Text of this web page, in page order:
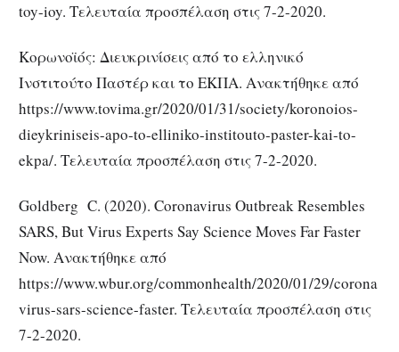
toy-ioy. Τελευταία προσπέλαση στις 7-2-2020.
Κορωνοϊός: Διευκρινίσεις από το ελληνικό
Ινστιτούτο Παστέρ και το ΕΚΠΑ. Ανακτήθηκε από
https://www.tovima.gr/2020/01/31/society/koronoios-
dieykriniseis-apo-to-elliniko-institouto-paster-kai-to-
ekpa/. Τελευταία προσπέλαση στις 7-2-2020.
Goldberg C. (2020). Coronavirus Outbreak Resembles
SARS, But Virus Experts Say Science Moves Far Faster
Now. Ανακτήθηκε από
https://www.wbur.org/commonhealth/2020/01/29/corona
virus-sars-science-faster. Τελευταία προσπέλαση στις
7-2-2020.